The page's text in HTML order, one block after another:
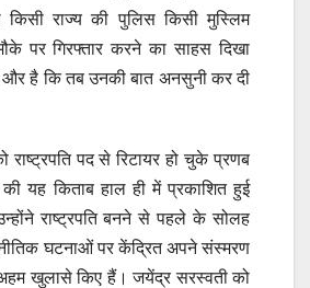
किसी राज्य की पुलिस किसी मुस्लिम
पर गिरफ्तार करने का साहस दिखा
और है कि तब उनकी बात अनसुनी कर दी
पद से रिटायर हो चुके प्रणब
यह किताब हाल ही में प्रकाशित हुई
राष्ट्रपति बनने से पहले के सोलह
घटनाओं पर केंद्रित अपने संस्मरण
खुलासे किए हैं। जयेंद्र सरस्वती को